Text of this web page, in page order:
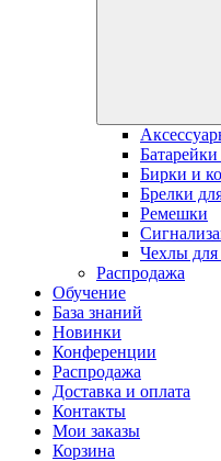
Бирки и
Брелки
Ремешки
Чехлы для
Распродажа
Обучение
База знаний
Новинки
Конференции
Распродажа
Доставка и оплата
Контакты
Мои заказы
Корзина